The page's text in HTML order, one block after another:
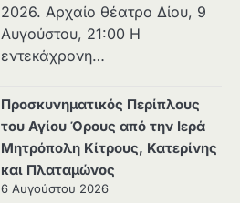
2026. Αρχαίο θέατρο Δίου, 9
Αυγούστου, 21:00 Η
εντεκάχρονη…
Προσκυνηματικός Περίπλους
του Αγίου Όρους από την Ιερά
Μητρόπολη Κίτρους, Κατερίνης
και Πλαταμώνος
6 Αυγούστου 2026